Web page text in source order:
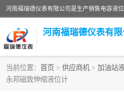
河南福瑞德仪表有限
当前位置： 首页 > 供应商机 > 加油站
永邦磁致伸缩液位计
液位计